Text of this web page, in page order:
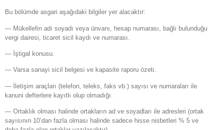
Bu bölümde asgari aşağıdaki bilgiler yer alacaktır:
— Mükellefin adı soyadı veya ünvanı, hesap numarası, bağlı bulunduğu
vergi dairesi, ticaret sicil kaydı ve numarası.
— İştigal konusu.
— Varsa sanayi sicil belgesi ve kapasite raporu özeti.
— İletişim araçları (telefon, teleks, faks vb.) sayısı ve numaraları ile
kanuni defterlere kayıtlı olup olmadığı.
— Ortaklık olması halinde ortakların ad ve soyadları ile adresleri (ortak
sayısının 10’dan fazla olması halinde sadece hisse nisbetleri % 5 ve